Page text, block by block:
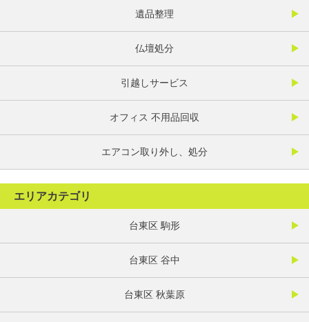
遺品整理
仏壇処分
引越しサービス
オフィス 不用品回収
エアコン取り外し、処分
エリアカテゴリ
台東区 駒形
台東区 谷中
台東区 秋葉原